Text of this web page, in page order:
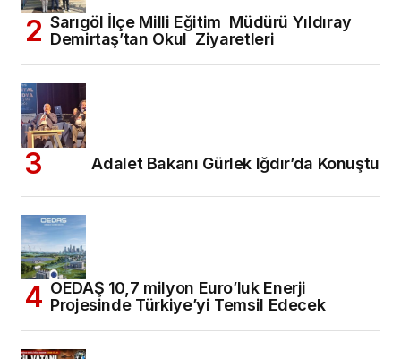
Sarıgöl İlçe Milli Eğitim Müdürü Yıldıray
Demirtaş’tan Okul Ziyaretleri
Adalet Bakanı Gürlek Iğdır’da Konuştu
OEDAŞ 10,7 milyon Euro’luk Enerji
Projesinde Türkiye’yi Temsil Edecek